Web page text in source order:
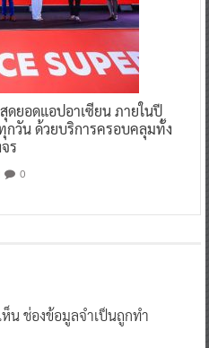
ดยอดแอปอาเซียน ภายในปี
วัน ด้วยบริการครอบคลุมทั้ง
ร
0
ห็นช่องข้อมูลจำเป็นถูกทำ